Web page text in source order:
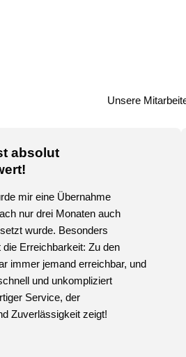
absolut
mir eine Übernahme
nur drei Monaten auch
wurde. Besonders
Erreichbarkeit: Zu den
immer jemand erreichbar, und
und unkompliziert
Service, der
Zuverlässigkeit zeigt!
Unsere